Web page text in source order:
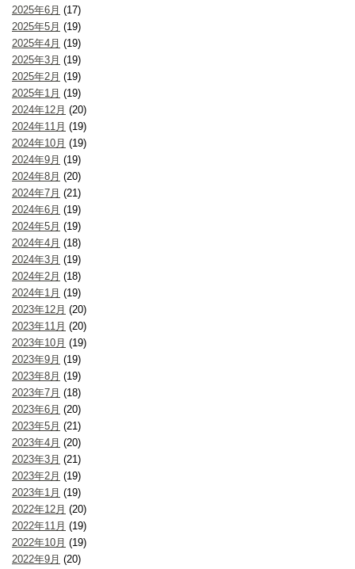
2025年6月 (17)
2025年5月 (19)
2025年4月 (19)
2025年3月 (19)
2025年2月 (19)
2025年1月 (19)
2024年12月 (20)
2024年11月 (19)
2024年10月 (19)
2024年9月 (19)
2024年8月 (20)
2024年7月 (21)
2024年6月 (19)
2024年5月 (19)
2024年4月 (18)
2024年3月 (19)
2024年2月 (18)
2024年1月 (19)
2023年12月 (20)
2023年11月 (20)
2023年10月 (19)
2023年9月 (19)
2023年8月 (19)
2023年7月 (18)
2023年6月 (20)
2023年5月 (21)
2023年4月 (20)
2023年3月 (21)
2023年2月 (19)
2023年1月 (19)
2022年12月 (20)
2022年11月 (19)
2022年10月 (19)
2022年9月 (20)